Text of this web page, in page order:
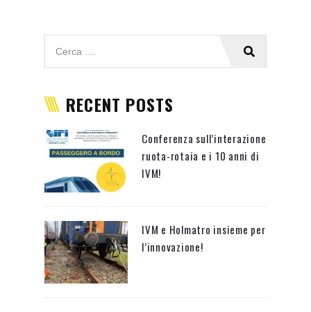
RECENT POSTS
Conferenza sull’interazione
ruota-rotaia e i 10 anni di
IVM!
IVM e Holmatro insieme per
l’innovazione!